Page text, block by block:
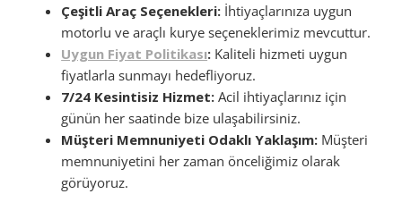
Çeşitli Araç Seçenekleri: İhtiyaçlarınıza uygun
motorlu ve araçlı kurye seçeneklerimiz mevcuttur.
Uygun Fiyat Politikası: Kaliteli hizmeti uygun
fiyatlarla sunmayı hedefliyoruz.
7/24 Kesintisiz Hizmet: Acil ihtiyaçlarınız için
günün her saatinde bize ulaşabilirsiniz.
Müşteri Memnuniyeti Odaklı Yaklaşım: Müşteri
memnuniyetini her zaman önceliğimiz olarak
görüyoruz.